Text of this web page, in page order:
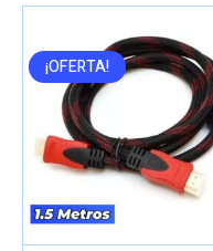
¡OFERTA!